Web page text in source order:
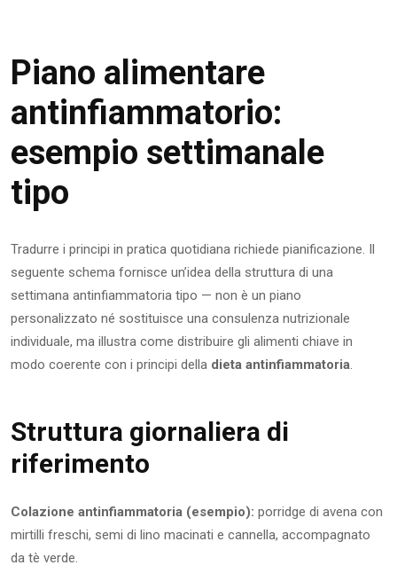
Piano alimentare
antinfiammatorio:
esempio settimanale
tipo
Tradurre i principi in pratica quotidiana richiede pianificazione. Il
seguente schema fornisce un’idea della struttura di una
settimana antinfiammatoria tipo — non è un piano
personalizzato né sostituisce una consulenza nutrizionale
individuale, ma illustra come distribuire gli alimenti chiave in
modo coerente con i principi della dieta antinfiammatoria.
Struttura giornaliera di
riferimento
Colazione antinfiammatoria (esempio): porridge di avena con
mirtilli freschi, semi di lino macinati e cannella, accompagnato
da tè verde.